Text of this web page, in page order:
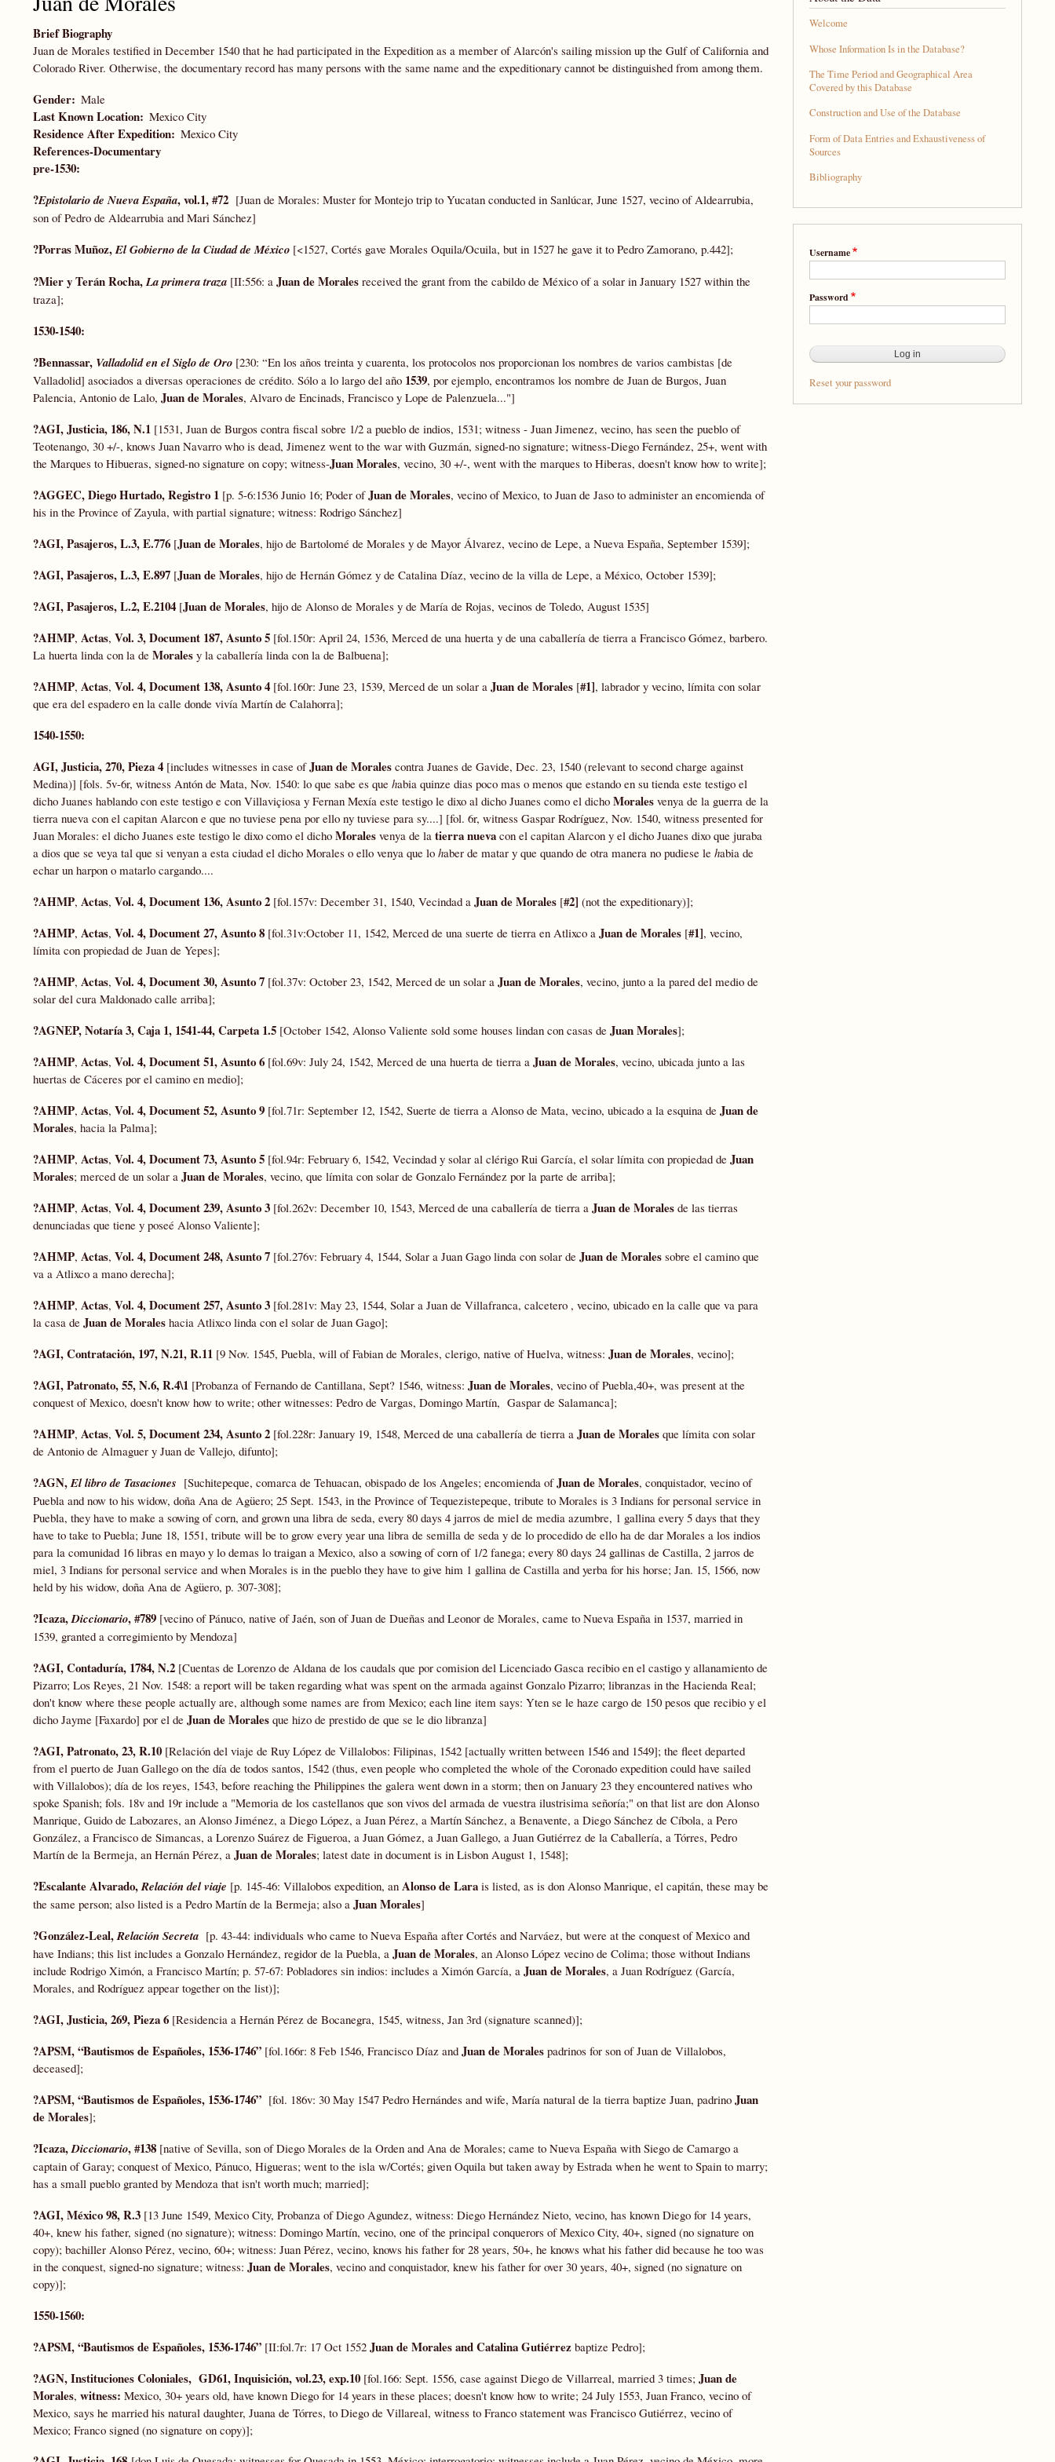
Brief Biography
Juan de Morales testified in December 1540 that he had participated in the Expedition as a member of Alarcón's sailing mission up the Gulf of California and
Colorado River. Otherwise, the documentary record has many persons with the same name and the expeditionary cannot be distinguished from among them.
Gender Male
Last Known Location Mexico City
Residence After Expedition Mexico City
References-Documentary
pre-1530:
?Epistolario de Nueva España, vol.1, #72 [Juan de Morales: Muster for Montejo trip to Yucatan conducted in Sanlúcar, June 1527, vecino of Aldearrubia,
son of Pedro de Aldearrubia and Mari Sánchez]
?Porras Muñoz,El Gobierno de la Ciudad de México [<1527, Cortés gave Morales Oquila/Ocuila, but in 1527 he gave it to Pedro Zamorano, p.442];
?Mier y Terán Rocha,La primera traza [II:556: a Juan de Morales received the grant from the cabildo de México of a solar in January 1527 within the
traza];
1530-1540:
?Bennassar, Valladolid en el Siglo de Oro [230: “En los años treinta y cuarenta, los protocolos nos proporcionan los nombres de varios cambistas [de
Valladolid] asociados a diversas operaciones de crédito. Sólo a lo largo del año 1539, por ejemplo, encontramos los nombre de Juan de Burgos, Juan
Palencia, Antonio de Lalo, Juan de Morales, Alvaro de Encinads, Francisco y Lope de Palenzuela..."]
?AGI, Justicia, 186, N.1 [1531, Juan de Burgos contra fiscal sobre 1/2 a pueblo de indios, 1531; witness - Juan Jimenez, vecino, has seen the pueblo of
Teotenango, 30 +/-, knows Juan Navarro who is dead, Jimenez went to the war with Guzmán, signed-no signature; witness-Diego Fernández, 25+, went with
the Marques to Hibueras, signed-no signature on copy; witness-Juan Morales, vecino, 30 +/-, went with the marques to Hiberas, doesn't know how to write];
?AGGEC, Diego Hurtado, Registro 1 [p. 5-6:1536 Junio 16; Poder ofJuan de Morales, vecino of Mexico, to Juan de Jaso to administer an encomienda of
his in the Province of Zayula, with partial signature; witness: Rodrigo Sánchez]
?AGI, Pasajeros, L.3, E.776 [Juan de Morales, hijo de Bartolomé de Morales y de Mayor Álvarez, vecino de Lepe, a Nueva España, September 1539];
?AGI, Pasajeros, L.3, E.897 [Juan de Morales, hijo de Hernán Gómez y de Catalina Díaz, vecino de la villa de Lepe, a México, October 1539];
?AGI, Pasajeros, L.2, E.2104[Juan de Morales, hijo de Alonso de Morales y de María de Rojas, vecinos de Toledo, August 1535]
?AHMP, Actas, Vol. 3, Document 187, Asunto 5 [fol.150r: April 24, 1536, Merced de una huerta y de una caballería de tierra a Francisco Gómez, barbero.
La huerta linda con la de Morales y la caballería linda con la de Balbuena];
?AHMP, Actas, Vol. 4, Document 138, Asunto 4 [fol.160r: June 23, 1539, Merced de un solar a Juan de Morales [#1], labrador y vecino, límita con solar
que era del espadero en la calle donde vivía Martín de Calahorra];
1540-1550:
AGI, Justicia, 270, Pieza 4[includes witnesses in case ofJuan de Morales contra Juanes de Gavide, Dec. 23, 1540 (relevant to second charge against
Medina)] [fols. 5v-6r, witness Antón de Mata, Nov. 1540: lo que sabe es que habia quinze dias poco mas o menos que estando en su tienda este testigo el
dicho Juanes hablando con este testigo e con Villaviçiosa y Fernan Mexía este testigo le dixo al dicho Juanes como el dicho Morales venya de la guerra de la
tierra nueva con el capitan Alarcon e que no tuviese pena por ello ny tuviese para sy....] [fol. 6r, witness Gaspar Rodríguez, Nov. 1540, witness presented for
Juan Morales: el dicho Juanes este testigo le dixo como el dicho Morales venya de la tierra nueva con el capitan Alarcon y el dicho Juanes dixo que juraba
a dios que se veya tal que si venyan a esta ciudad el dicho Morales o ello venya que lo haber de matar y que quando de otra manera no pudiese le habia de
echar un harpon o matarlo cargando....
?AHMP, Actas, Vol. 4, Document 136, Asunto 2 [fol.157v: December 31, 1540, Vecindad a Juan de Morales [#2] (not the expeditionary)];
?AHMP, Actas, Vol. 4, Document 27, Asunto 8 [fol.31v:October 11, 1542, Merced de una suerte de tierra en Atlixco a Juan de Morales [#1], vecino,
límita con propiedad de Juan de Yepes];
?AHMP, Actas, Vol. 4, Document 30, Asunto 7 [fol.37v: October 23, 1542, Merced de un solar a Juan de Morales, vecino, junto a la pared del medio de
solar del cura Maldonado calle arriba];
?AGNEP, Notaría 3, Caja 1, 1541-44, Carpeta 1.5 [October 1542, Alonso Valiente sold some houses lindan con casas de Juan Morales];
?AHMP, Actas, Vol. 4, Document 51, Asunto 6 [fol.69v: July 24, 1542, Merced de una huerta de tierra a Juan de Morales, vecino, ubicada junto a las
huertas de Cáceres por el camino en medio];
?AHMP, Actas, Vol. 4, Document 52, Asunto 9 [fol.71r: September 12, 1542, Suerte de tierra a Alonso de Mata, vecino, ubicado a la esquina de Juan de
Morales, hacia la Palma];
?AHMP, Actas, Vol. 4, Document 73, Asunto 5 [fol.94r: February 6, 1542, Vecindad y solar al clérigo Rui García, el solar límita con propiedad de Juan
Morales; merced de un solar a Juan de Morales, vecino, que límita con solar de Gonzalo Fernández por la parte de arriba];
?AHMP, Actas, Vol. 4, Document 239, Asunto 3 [fol.262v: December 10, 1543, Merced de una caballería de tierra a Juan de Morales de las tierras
denunciadas que tiene y poseé Alonso Valiente];
?AHMP, Actas, Vol. 4, Document 248, Asunto 7 [fol.276v: February 4, 1544, Solar a Juan Gago linda con solar de Juan de Morales sobre el camino que
va a Atlixco a mano derecha];
?AHMP, Actas, Vol. 4, Document 257, Asunto 3 [fol.281v: May 23, 1544, Solar a Juan de Villafranca, calcetero , vecino, ubicado en la calle que va para
la casa de Juan de Morales hacia Atlixco linda con el solar de Juan Gago];
?AGI, Contratación, 197, N.21, R.11 [9 Nov. 1545, Puebla, will of Fabian de Morales, clerigo, native of Huelva, witness: Juan de Morales, vecino];
?AGI, Patronato, 55, N.6, R.4\1 [Probanza of Fernando de Cantillana, Sept? 1546, witness: Juan de Morales, vecino of Puebla,40+, was present at the
conquest of Mexico, doesn't know how to write; other witnesses: Pedro de Vargas, Domingo Martín, Gaspar de Salamanca];
?AHMP, Actas, Vol. 5, Document 234, Asunto 2 [fol.228r: January 19, 1548, Merced de una caballería de tierra a Juan de Morales que límita con solar
de Antonio de Almaguer y Juan de Vallejo, difunto];
?AGN,El libro de Tasaciones [Suchitepeque, comarca de Tehuacan, obispado de los Angeles; encomienda ofJuan de Morales, conquistador, vecino of
Puebla and now to his widow, doña Ana de Agüero; 25 Sept. 1543, in the Province of Tequezistepeque, tribute to Morales is 3 Indians for personal service in
Puebla, they have to make a sowing of corn, and grown una libra de seda, every 80 days 4 jarros de miel de media azumbre, 1 gallina every 5 days that they
have to take to Puebla; June 18, 1551, tribute will be to grow every year una libra de semilla de seda y de lo procedido de ello ha de dar Morales a los indios
para la comunidad 16 libras en mayo y lo demas lo traigan a Mexico, also a sowing of corn of 1/2 fanega; every 80 days 24 gallinas de Castilla, 2 jarros de
miel, 3 Indians for personal service and when Morales is in the pueblo they have to give him 1 gallina de Castilla and yerba for his horse; Jan. 15, 1566, now
held by his widow, doña Ana de Agüero, p. 307-308];
?Icaza,Diccionario, #789 [vecino of Pánuco, native of Jaén, son of Juan de Dueñas and Leonor de Morales, came to Nueva España in 1537, married in
1539, granted a corregimiento by Mendoza]
?AGI, Contaduría, 1784, N.2 [Cuentas de Lorenzo de Aldana de los caudals que por comision del Licenciado Gasca recibio en el castigo y allanamiento de
Pizarro; Los Reyes, 21 Nov. 1548: a report will be taken regarding what was spent on the armada against Gonzalo Pizarro; libranzas in the Hacienda Real;
don't know where these people actually are, although some names are from Mexico; each line item says: Yten se le haze cargo de 150 pesos que recibio y el
dicho Jayme [Faxardo] por el de Juan de Morales que hizo de prestido de que se le dio libranza]
?AGI, Patronato, 23, R.10 [Relación del viaje de Ruy López de Villalobos: Filipinas, 1542 [actually written between 1546 and 1549]; the fleet departed
from el puerto de Juan Gallego on the día de todos santos, 1542 (thus, even people who completed the whole of the Coronado expedition could have sailed
with Villalobos); día de los reyes, 1543, before reaching the Philippines the galera went down in a storm; then on January 23 they encountered natives who
spoke Spanish; fols. 18v and 19r include a "Memoria de los castellanos que son vivos del armada de vuestra ilustrisima señoría;" on that list are don Alonso
Manrique, Guido de Labozares, an Alonso Jiménez, a Diego López, a Juan Pérez, a Martín Sánchez, a Benavente, a Diego Sánchez de Cíbola, a Pero
González, a Francisco de Simancas, a Lorenzo Suárez de Figueroa, a Juan Gómez, a Juan Gallego, a Juan Gutiérrez de la Caballería, a Tórres, Pedro
Martín de la Bermeja, an Hernán Pérez, a Juan de Morales; latest date in document is in Lisbon August 1, 1548];
?Escalante Alvarado,Relación del viaje [p. 145-46: Villalobos expedition, an Alonso de Lara is listed, as is don Alonso Manrique, el capitán, these may be
the same person; also listed is a Pedro Martín de la Bermeja; also a Juan Morales]
?González-Leal,Relación Secreta [p. 43-44: individuals who came to Nueva España after Cortés and Narváez, but were at the conquest of Mexico and
have Indians; this list includes a Gonzalo Hernández, regidor de la Puebla, a Juan de Morales, an Alonso López vecino de Colima; those without Indians
include Rodrigo Ximón, a Francisco Martín; p. 57-67: Pobladores sin indios: includes a Ximón García, a Juan de Morales, a Juan Rodríguez (García,
Morales, and Rodríguez appear together on the list)];
?AGI, Justicia, 269, Pieza 6 [Residencia a Hernán Pérez de Bocanegra, 1545, witness, Jan 3rd (signature scanned)];
?APSM, “Bautismos de Españoles, 1536-1746” [fol.166r: 8 Feb 1546, Francisco Díaz andJuan de Morales padrinos for son of Juan de Villalobos,
deceased];
?APSM, “Bautismos de Españoles, 1536-1746” [fol. 186v: 30 May 1547 Pedro Hernándes and wife, María natural de la tierra baptize Juan, padrino Juan
de Morales];
?Icaza,Diccionario, #138 [native of Sevilla, son of Diego Morales de la Orden and Ana de Morales; came to Nueva España with Siego de Camargo a
captain of Garay; conquest of Mexico, Pánuco, Higueras; went to the isla w/Cortés; given Oquila but taken away by Estrada when he went to Spain to marry;
has a small pueblo granted by Mendoza that isn't worth much; married];
?AGI, México 98, R.3 [13 June 1549, Mexico City, Probanza of Diego Agundez, witness: Diego Hernández Nieto, vecino, has known Diego for 14 years,
40+, knew his father, signed (no signature); witness: Domingo Martín, vecino, one of the principal conquerors of Mexico City, 40+, signed (no signature on
copy); bachiller Alonso Pérez, vecino, 60+; witness: Juan Pérez, vecino, knows his father for 28 years, 50+, he knows what his father did because he too was
in the conquest, signed-no signature; witness: Juan de Morales, vecino and conquistador, knew his father for over 30 years, 40+, signed (no signature on
copy)];
1550-1560:
?APSM, “Bautismos de Españoles, 1536-1746” [II:fol.7r: 17 Oct 1552 Juan de Morales and Catalina Gutiérrez baptize Pedro];
?AGN, Instituciones Coloniales, GD61, Inquisición, vol.23, exp.10 [fol.166: Sept. 1556, case against Diego de Villarreal, married 3 times; Juan de
Morales, witness: Mexico, 30+ years old, have known Diego for 14 years in these places; doesn't know how to write; 24 July 1553, Juan Franco, vecino of
Mexico, says he married his natural daughter, Juana de Tórres, to Diego de Villareal, witness to Franco statement was Francisco Gutiérrez, vecino of
Mexico; Franco signed (no signature on copy)];
Welcome
Whose Information Is in the Database?
The Time Period and Geographical Area
Covered by this Database
Construction and Use of the Database
Form of Data Entries and Exhaustiveness of
Sources
Bibliography
Username
Password
Reset your password